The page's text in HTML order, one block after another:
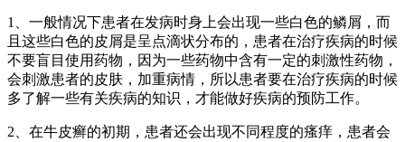
1、一般情况下患者在发病时身上会出现一些白色的鳞屑，而
且这些白色的皮屑是呈点滴状分布的，患者在治疗疾病的时候
不要盲目使用药物，因为一些药物中含有一定的刺激性药物，
会刺激患者的皮肤，加重病情，所以患者要在治疗疾病的时候
多了解一些有关疾病的知识，才能做好疾病的预防工作。
2、在牛皮癣的初期，患者还会出现不同程度的瘙痒，患者会